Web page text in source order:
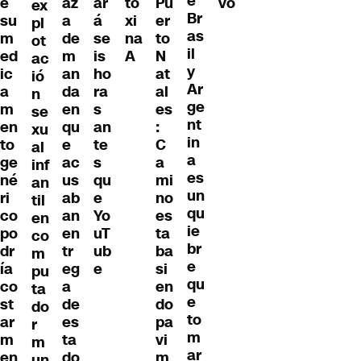
su
m
ed
ic
a
m
en
to
ge
né
ri
co
po
dr
ía
co
st
ar
m
ex
pl
ot
ac
ió
n
se
xu
al
inf
an
til
en
co
m
pu
ta
do
r
m
a
de
m
an
da
en
qu
e
ac
us
ab
an
en
tr
eg
a
de
es
ta
á
se
is
ho
ra
s
an
te
s
qu
e
Yo
uT
ub
e
xi
na
A
er
to
N
at
al
es
:
C
a
mi
no
es
ta
ba
si
en
do
pa
vi
Br
as
il
y
Ar
ge
nt
in
a
es
un
qu
ie
br
e
qu
e
to
m
ar